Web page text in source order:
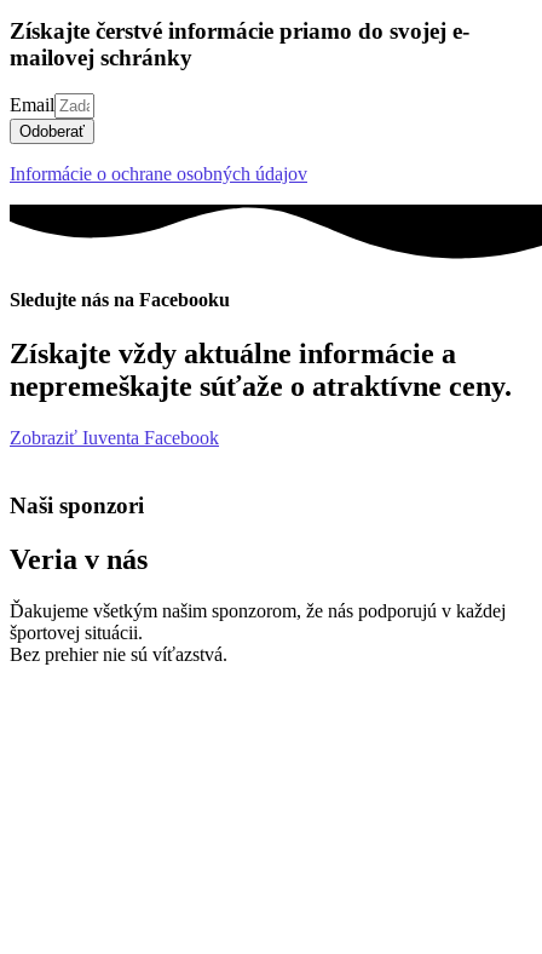
Získajte čerstvé informácie priamo do svojej e-
mailovej schránky
Email
Odoberať
Informácie o ochrane osobných údajov
Sledujte nás na Facebooku
Získajte vždy aktuálne informácie a
nepremeškajte súťaže o atraktívne ceny.
Zobraziť Iuventa Facebook
Naši sponzori
Veria v nás
Ďakujeme všetkým našim sponzorom, že nás podporujú v každej
športovej situácii.
Bez prehier nie sú víťazstvá.